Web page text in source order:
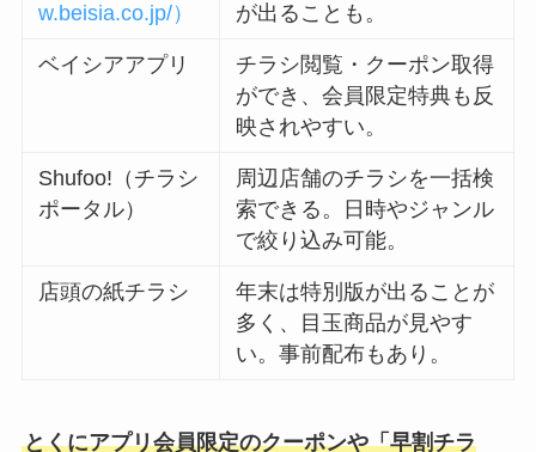
w.beisia.co.jp/）
が出ることも。
ベイシアアプリ
チラシ閲覧・クーポン取得
ができ、会員限定特典も反
映されやすい。
Shufoo!（チラシ
ポータル）
周辺店舗のチラシを一括検
索できる。日時やジャンル
で絞り込み可能。
店頭の紙チラシ
年末は特別版が出ることが
多く、目玉商品が見やす
い。事前配布もあり。
とくにアプリ会員限定のクーポンや「早割チラ